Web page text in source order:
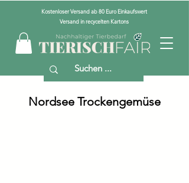
Kostenloser Versand ab 80 Euro Einkaufswert
Versand in recycelten Kartons
Nordsee Trockengemüse